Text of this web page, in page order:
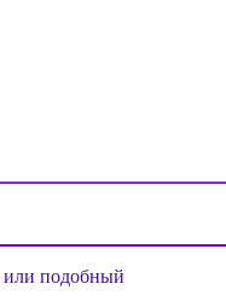
или подобный